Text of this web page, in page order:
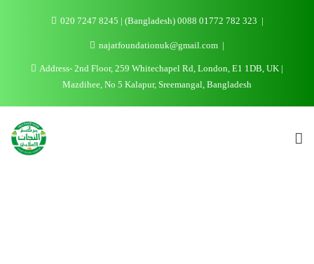
020 7247 8245 | (Bangladesh) 0088 01772 782 323
najatfoundationuk@gmail.com
Address- 2nd Floor, 259 Whitechapel Rd, London, E1 1DB, UK |
Mazdihee, No 5 Kalapur, Sreemangal, Bangladesh